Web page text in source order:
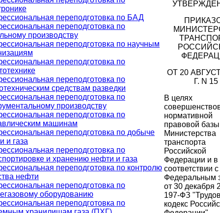
переподготовка по БАД
переподготовка по
производству
переподготовка по научным
переподготовка по
переподготовка по
средствам разведки
переподготовка по
производству
переподготовка по
машинам
переподготовка по добыче
и газа
переподготовка по
и хранению нефти и газа
переподготовка по контролю
нефти
переподготовка по
оборудованию
переподготовка по
ОТ 20
Г. N 15
В целях
нормативной
правовой базы
Министерства
транспорта
Российской
Федерации и в
соответствии с
Федеральным
от 30 декабря
197-ФЗ
кодекс